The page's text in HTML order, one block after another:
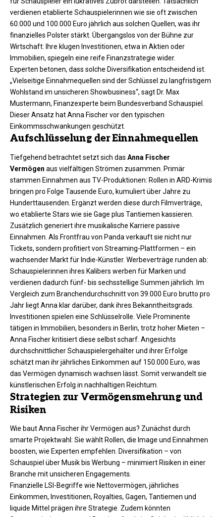
verdienen etablierte Schauspielerinnen wie sie oft zwischen
60.000 und 100.000 Euro jährlich aus solchen Quellen, was ihr
finanzielles Polster stärkt. Übergangslos von der Bühne zur
Wirtschaft: Ihre klugen Investitionen, etwa in Aktien oder
Immobilien, spiegeln eine reife Finanzstrategie wider.
Experten betonen, dass solche Diversifikation entscheidend ist.
„Vielseitige Einnahmequellen sind der Schlüssel zu langfristigem
Wohlstand im unsicheren Showbusiness“, sagt Dr. Max
Mustermann, Finanzexperte beim Bundesverband Schauspiel.
Dieser Ansatz hat Anna Fischer vor den typischen
Einkommsschwankungen geschützt.​
Aufschlüsselung der Einnahmequellen
Tiefgehend betrachtet setzt sich das Anna Fischer
Vermögen aus vielfältigen Strömen zusammen. Primär
stammen Einnahmen aus TV-Produktionen: Rollen in ARD-Krimis
bringen pro Folge Tausende Euro, kumuliert über Jahre zu
Hunderttausenden. Ergänzt werden diese durch Filmverträge,
wo etablierte Stars wie sie Gage plus Tantiemen kassieren.​
Zusätzlich generiert ihre musikalische Karriere passive
Einnahmen. Als Frontfrau von Panda verkauft sie nicht nur
Tickets, sondern profitiert von Streaming-Plattformen – ein
wachsender Markt für Indie-Künstler. Werbeverträge runden ab:
Schauspielerinnen ihres Kalibers werben für Marken und
verdienen dadurch fünf- bis sechsstellige Summen jährlich. Im
Vergleich zum Branchendurchschnitt von 39.000 Euro brutto pro
Jahr liegt Anna klar darüber, dank ihres Bekanntheitsgrads.
Investitionen spielen eine Schlüsselrolle. Viele Prominente
tätigen in Immobilien, besonders in Berlin, trotz hoher Mieten –
Anna Fischer kritisiert diese selbst scharf. Angesichts
durchschnittlicher Schauspielergehälter und ihrer Erfolge
schätzt man ihr jährliches Einkommen auf 150.000 Euro, was
das Vermögen dynamisch wachsen lässt. Somit verwandelt sie
künstlerischen Erfolg in nachhaltigen Reichtum.
Strategien zur Vermögensmehrung und
Risiken
Wie baut Anna Fischer ihr Vermögen aus? Zunächst durch
smarte Projektwahl: Sie wählt Rollen, die Image und Einnahmen
boosten, wie Experten empfehlen. Diversifikation – von
Schauspiel über Musik bis Werbung – minimiert Risiken in einer
Branche mit unsicheren Engagements.​
Finanzielle LSI-Begriffe wie Nettovermögen, jährliches
Einkommen, Investitionen, Royalties, Gagen, Tantiemen und
liquide Mittel prägen ihre Strategie. Zudem könnten